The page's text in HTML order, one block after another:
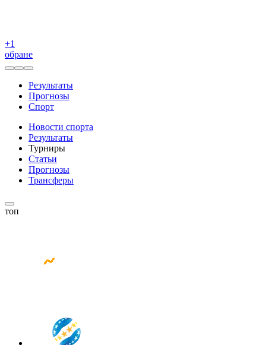
+1
обране
Результаты
Прогнозы
Спорт
Новости спорта
Результаты
Турниры
Статьи
Прогнозы
Трансферы
топ